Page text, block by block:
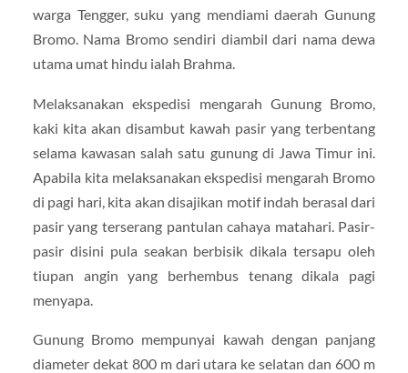
warga Tengger, suku yang mendiami daerah Gunung
Bromo. Nama Bromo sendiri diambil dari nama dewa
utama umat hindu ialah Brahma.
Melaksanakan ekspedisi mengarah Gunung Bromo,
kaki kita akan disambut kawah pasir yang terbentang
selama kawasan salah satu gunung di Jawa Timur ini.
Apabila kita melaksanakan ekspedisi mengarah Bromo
di pagi hari, kita akan disajikan motif indah berasal dari
pasir yang terserang pantulan cahaya matahari. Pasir-
pasir disini pula seakan berbisik dikala tersapu oleh
tiupan angin yang berhembus tenang dikala pagi
menyapa.
Gunung Bromo mempunyai kawah dengan panjang
diameter dekat 800 m dari utara ke selatan dan 600 m